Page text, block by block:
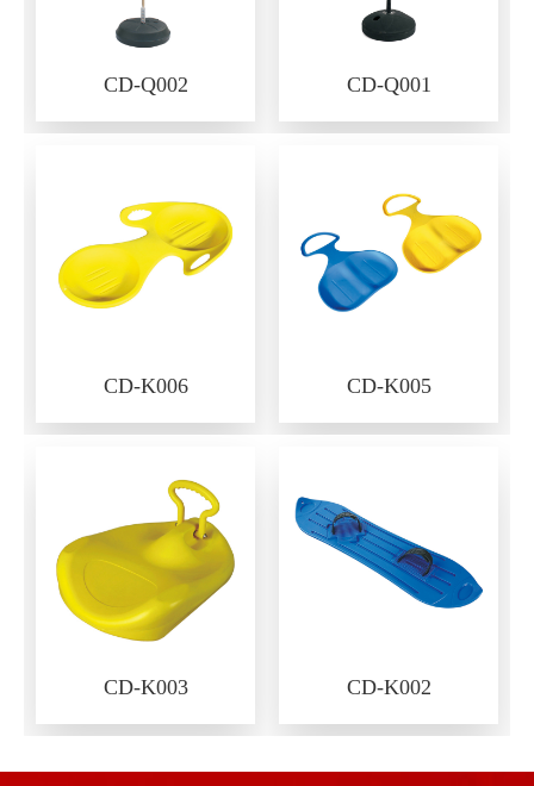
CD-Q002 CD-Q001
CD-K006 CD-K005
CD-K003 CD-K002